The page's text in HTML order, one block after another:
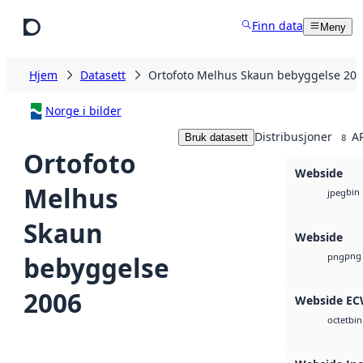
Finn data Meny
Hjem Datasett Ortofoto Melhus Skaun bebyggelse
Norge i bilder
Ortofoto
Melhus
Skaun
bebyggelse
2006
Bruk datasett Distribusjoner 8
Webside
jpegbin
Webside
pngpng
Webside
octetbin